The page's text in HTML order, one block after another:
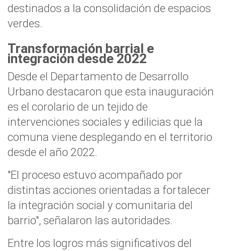
destinados a la consolidación de espacios
verdes.
Transformación barrial e
integración desde 2022
Desde el Departamento de Desarrollo
Urbano destacaron que esta inauguración
es el corolario de un tejido de
intervenciones sociales y edilicias que la
comuna viene desplegando en el territorio
desde el año 2022.
"El proceso estuvo acompañado por
distintas acciones orientadas a fortalecer
la integración social y comunitaria del
barrio", señalaron las autoridades.
Entre los logros más significativos del